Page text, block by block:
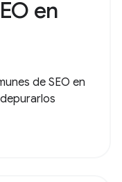
en
de SEO en